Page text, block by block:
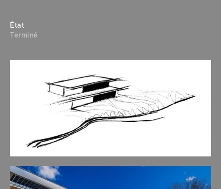
État
Terminé